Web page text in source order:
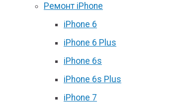
Ремонт iPhone
iPhone 6
iPhone 6 Plus
iPhone 6s
iPhone 6s Plus
iPhone 7